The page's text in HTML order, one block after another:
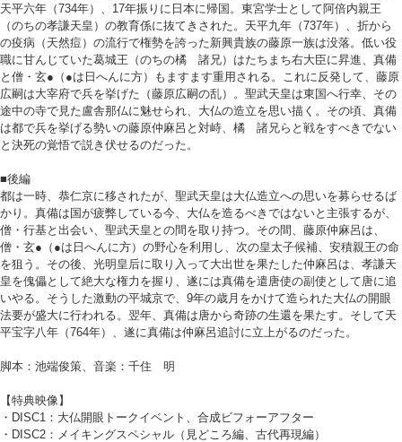
天平六年（734年）、17年振りに日本に帰国。東宮学士として阿倍内親王
（のちの孝謙天皇）の教育係に抜てきされた。天平九年（737年）、折から
の疫病（天然痘）の流行で権勢を誇った新興貴族の藤原一族は没落。低い役
職に甘んじていた葛城王（のちの橘 諸兄）はたちまち右大臣に昇進、真備
と僧・玄●（●は日へんに方）もますます重用される。これに反発して、藤原
広嗣は大宰府で兵を挙げた（藤原広嗣の乱）。聖武天皇は東国へ行幸、その
途中の寺で見た盧舎那仏に魅せられ、大仏の造立を思い描く。その頃、真備
は都で兵を挙げる勢いの藤原仲麻呂と対峙、橘 諸兄らと戦をすべきでない
と決死の覚悟で説き伏せるのだった。
■後編
都は一時、恭仁京に移されたが、聖武天皇は大仏造立への思いを募らせるば
かり。真備は国が疲弊している今、大仏を造るべきではないと主張するが、
僧・行基と出会い、聖武天皇との間を取り持つ。その間、藤原仲麻呂は、
僧・玄●（●は日へんに方）の野心を利用し、次の皇太子候補、安積親王の命
を狙う。その後、光明皇后に取り入って大出世を果たした仲麻呂は、孝謙天
皇を傀儡として絶大な権力を握り、遂には真備を遣唐使の副使として唐に追
いやる。そうした激動の平城京で、9年の歳月をかけて造られた大仏の開眼
法要が盛大に行われる。翌年、真備は唐から奇跡の生還を果たす。そして天
平宝字八年（764年）、遂に真備は仲麻呂追討に立上がるのだった。
脚本：池端俊策、音楽：千住 明
【特典映像】
・DISC1：大仏開眼トークイベント、合成ビフォーアフター
・DISC2：メイキングスペシャル（見どころ編、古代再現編）